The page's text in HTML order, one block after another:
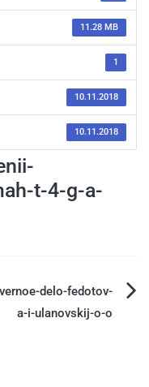
11.28 MB
1
10.11.2018
10.11.2018
t-4-g-a-
delo-fedotov-
a-i-ulanovskij-o-o